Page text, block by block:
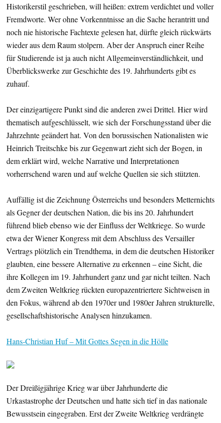
Historikerstil geschrieben, will heißen: extrem verdichtet und voller
Fremdworte. Wer ohne Vorkenntnisse an die Sache herantritt und
noch nie historische Fachtexte gelesen hat, dürfte gleich rückwärts
wieder aus dem Raum stolpern. Aber der Anspruch einer Reihe
für Studierende ist ja auch nicht Allgemeinverständlichkeit, und
Überblickswerke zur Geschichte des 19. Jahrhunderts gibt es
zuhauf.
Der einzigartigere Punkt sind die anderen zwei Drittel. Hier wird
thematisch aufgeschlüsselt, wie sich der Forschungsstand über die
Jahrzehnte geändert hat. Von den borussischen Nationalisten wie
Heinrich Treitschke bis zur Gegenwart zieht sich der Bogen, in
dem erklärt wird, welche Narrative und Interpretationen
vorherrschend waren und auf welche Quellen sie sich stützten.
Auffällig ist die Zeichnung Österreichs und besonders Metternichts
als Gegner der deutschen Nation, die bis ins 20. Jahrhundert
führend blieb ebenso wie der Einfluss der Weltkriege. So wurde
etwa der Wiener Kongress mit dem Abschluss des Versailler
Vertrags plötzlich ein Trendthema, in dem die deutschen Historiker
glaubten, eine bessere Alternative zu erkennen – eine Sicht, die
ihre Kollegen im 19. Jahrhundert ganz und gar nicht teilten. Nach
dem Zweiten Weltkrieg rückten europazentriertere Sichtweisen in
den Fokus, während ab den 1970er und 1980er Jahren strukturelle,
gesellschaftshistorische Analysen hinzukamen.
Hans-Christian Huf – Mit Gottes Segen in die Hölle
Der Dreißigjährige Krieg war über Jahrhunderte die
Urkastastrophe der Deutschen und hatte sich tief in das nationale
Bewusstsein eingegraben. Erst der Zweite Weltkrieg verdrängte